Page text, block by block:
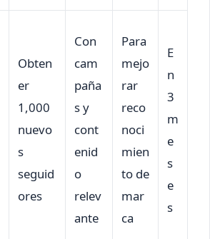
Obten
er
1,000
nuevo
s
seguid
ores
Con
cam
paña
s y
cont
enid
o
relev
ante
Para
mejo
rar
reco
noci
mien
to de
mar
ca
E
n
3
m
e
s
e
s